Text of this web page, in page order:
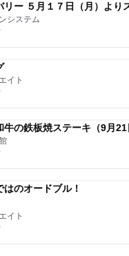
リー ５月１７日（月）より
システム
イト
の鉄板焼ステーキ（9月21
らではのオードブル！
イト